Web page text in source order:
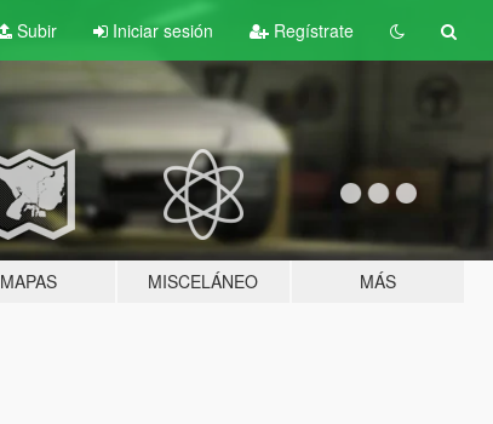
Subir Iniciar sesión Regístrate
MAPAS MISCELÁNEO MÁS